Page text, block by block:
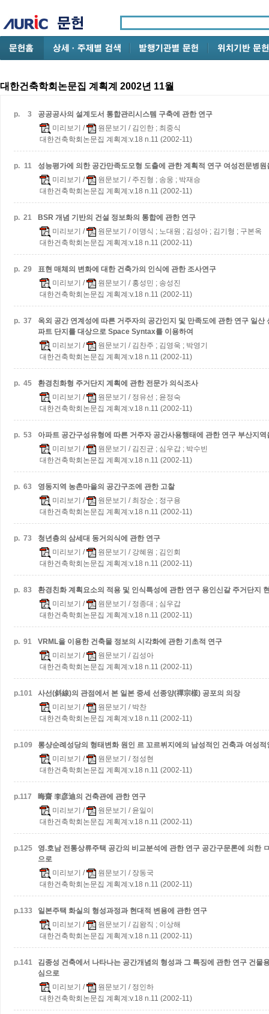
대한건축학회논문집 계획계 2002년 11월
p. 3
공공공사의 설계도서 통합관리시스템 구축에 관한 연구
미리보기 / 원문보기 / 김인한 ; 최중식
대한건축학회논문집 계획계:v.18 n.11 (2002-11)
p. 11 성능평가에 의한 공간만족도모형 도출에 관한 계획적 연구 여성전문병원
미리보기 / 원문보기 / 주진형 ; 송웅 ; 박재승
대한건축학회논문집 계획계:v.18 n.11 (2002-11)
p. 21
BSR 개념 기반의 건설 정보화의 통합에 관한 연구
미리보기 / 원문보기 / 이명식 ; 노대원 ; 김성아 ; 김기형 ; 구본옥
대한건축학회논문집 계획계:v.18 n.11 (2002-11)
p. 29
표현 매체의 변화에 대한 건축가의 인식에 관한 조사연구
미리보기 / 원문보기 / 홍성민 ; 송성진
대한건축학회논문집 계획계:v.18 n.11 (2002-11)
p. 37 옥외 공간 연계성에 따른 거주자의 공간인지 및 만족도에 관한 연구 일산
파트 단지를 대상으로 Space Syntax를 이용하여
미리보기 / 원문보기 / 김찬주 ; 김영욱 ; 박영기
대한건축학회논문집 계획계:v.18 n.11 (2002-11)
p. 45
환경친화형 주거단지 계획에 관한 전문가 의식조사
미리보기 / 원문보기 / 정유선 ; 윤정숙
대한건축학회논문집 계획계:v.18 n.11 (2002-11)
p. 53 아파트 공간구성유형에 따른 거주자 공간사용행태에 관한 연구 부산지역
미리보기 / 원문보기 / 김진균 ; 심우갑 ; 박수빈
대한건축학회논문집 계획계:v.18 n.11 (2002-11)
p. 63
영동지역 농촌마을의 공간구조에 관한 고찰
미리보기 / 원문보기 / 최장순 ; 정구용
대한건축학회논문집 계획계:v.18 n.11 (2002-11)
p. 73
청년층의 삼세대 동거의식에 관한 연구
미리보기 / 원문보기 / 강혜원 ; 김인회
대한건축학회논문집 계획계:v.18 n.11 (2002-11)
p. 83 환경친화 계획요소의 적용 및 인식특성에 관한 연구 용인신갈 주거단지
미리보기 / 원문보기 / 정종대 ; 심우갑
대한건축학회논문집 계획계:v.18 n.11 (2002-11)
p. 91
VRML을 이용한 건축물 정보의 시각화에 관한 기초적 연구
미리보기 / 원문보기 / 김성아
대한건축학회논문집 계획계:v.18 n.11 (2002-11)
p.101
사선(斜線)의 관점에서 본 일본 중세 선종양(禪宗樣) 공포의 의장
미리보기 / 원문보기 / 박찬
대한건축학회논문집 계획계:v.18 n.11 (2002-11)
p.109 롱샹순례성당의 형태변화 원인 르 꼬르뷔지에의 남성적인 건축과 여성
미리보기 / 원문보기 / 정성현
대한건축학회논문집 계획계:v.18 n.11 (2002-11)
p.117
晦齋 李彦迪의 건축관에 관한 연구
미리보기 / 원문보기 / 윤일이
대한건축학회논문집 계획계:v.18 n.11 (2002-11)
p.125 영.호남 전통상류주택 공간의 비교분석에 관한 연구 공간구문론에 의한
으로
미리보기 / 원문보기 / 장동국
대한건축학회논문집 계획계:v.18 n.11 (2002-11)
p.133
일본주택 화실의 형성과정과 현대적 변용에 관한 연구
미리보기 / 원문보기 / 김왕직 ; 이상해
대한건축학회논문집 계획계:v.18 n.11 (2002-11)
p.141 김종성 건축에서 나타나는 공간개념의 형성과 그 특징에 관한 연구 건물
심으로
미리보기 / 원문보기 / 정인하
대한건축학회논문집 계획계:v.18 n.11 (2002-11)